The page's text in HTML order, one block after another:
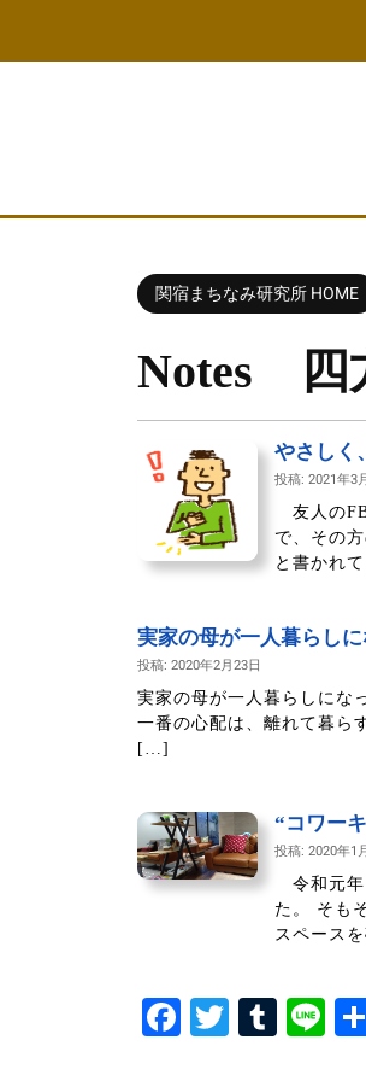
テ
ッ
関宿まちなみ研究所 HOME
Notes 四
やさしく
投稿: 2021年3
友人のFB
で、その
と書かれ
実家の母が一人暮らし
投稿: 2020年2月23日
実家の母が一人暮らしにな
一番の心配は、離れて暮ら
[…]
“コワー
投稿: 2020年1
令和元年
た。 そも
スペース
F
a
T
wi
T
u
Li
n